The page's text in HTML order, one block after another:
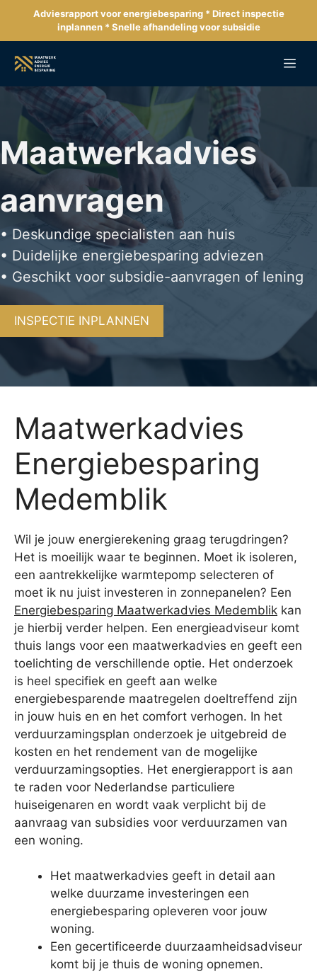
de
inhoud
Adviesrapport voor energiebesparing * Direct inspectie
inplannen * Snelle afhandeling voor subsidie
Maatwerkadvies
aanvragen
• Deskundige specialisten aan huis
• Duidelijke energiebesparing adviezen
• Geschikt voor subsidie-aanvragen of lening
INSPECTIE INPLANNEN
Maatwerkadvies
Energiebesparing
Medemblik
Wil je jouw energierekening graag terugdringen?
Het is moeilijk waar te beginnen. Moet ik isoleren,
een aantrekkelijke warmtepomp selecteren of
moet ik nu juist investeren in zonnepanelen? Een
Energiebesparing Maatwerkadvies Medemblik kan
je hierbij verder helpen. Een energieadviseur komt
thuis langs voor een maatwerkadvies en geeft een
toelichting de verschillende optie. Het onderzoek
is heel specifiek en geeft aan welke
energiebesparende maatregelen doeltreffend zijn
in jouw huis en en het comfort verhogen. In het
verduurzamingsplan onderzoek je uitgebreid de
kosten en het rendement van de mogelijke
verduurzamingsopties. Het energierapport is aan
te raden voor Nederlandse particuliere
huiseigenaren en wordt vaak verplicht bij de
aanvraag van subsidies voor verduurzamen van
een woning.
Het maatwerkadvies geeft in detail aan
welke duurzame investeringen een
energiebesparing opleveren voor jouw
woning.
Een gecertificeerde duurzaamheidsadviseur
komt bij je thuis de woning opnemen.